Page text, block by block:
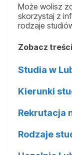
Może wolisz
skorzystaj z
rodzaje
Zobacz
Studia w
Kierunki
Rekrutacja
Rodzaje